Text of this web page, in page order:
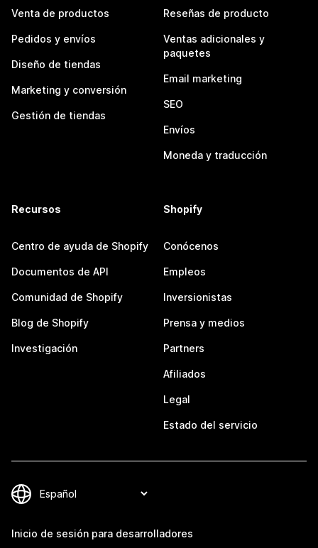
Venta de productos
Pedidos y envíos
Diseño de tiendas
Marketing y conversión
Gestión de tiendas
Reseñas de producto
Ventas adicionales y
paquetes
Email marketing
SEO
Envíos
Moneda y traducción
Recursos
Centro de ayuda de Shopify
Documentos de API
Comunidad de Shopify
Blog de Shopify
Investigación
Shopify
Conócenos
Empleos
Inversionistas
Prensa y medios
Partners
Afiliados
Legal
Estado del servicio
Inicio de sesión para desarrolladores